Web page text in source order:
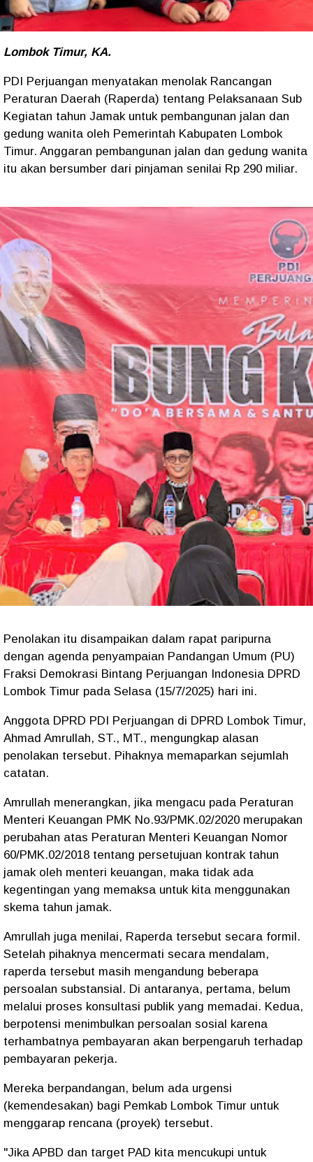
Lombok Timur, KA.
PDI Perjuangan menyatakan menolak Rancangan
Peraturan Daerah (Raperda) tentang Pelaksanaan Sub
Kegiatan tahun Jamak untuk pembangunan jalan dan
gedung wanita oleh Pemerintah Kabupaten Lombok
Timur. Anggaran pembangunan jalan dan gedung wanita
itu akan bersumber dari pinjaman senilai Rp 290 miliar.
Penolakan itu disampaikan dalam rapat paripurna
dengan agenda penyampaian Pandangan Umum (PU)
Fraksi Demokrasi Bintang Perjuangan Indonesia DPRD
Lombok Timur pada Selasa (15/7/2025) hari ini.
Anggota DPRD PDI Perjuangan di DPRD Lombok Timur,
Ahmad Amrullah, ST., MT., mengungkap alasan
penolakan tersebut. Pihaknya memaparkan sejumlah
catatan.
Amrullah menerangkan, jika mengacu pada Peraturan
Menteri Keuangan PMK No.93/PMK.02/2020 merupakan
perubahan atas Peraturan Menteri Keuangan Nomor
60/PMK.02/2018 tentang persetujuan kontrak tahun
jamak oleh menteri keuangan, maka tidak ada
kegentingan yang memaksa untuk kita menggunakan
skema tahun jamak.
Amrullah juga menilai, Raperda tersebut secara formil.
Setelah pihaknya mencermati secara mendalam,
raperda tersebut masih mengandung beberapa
persoalan substansial. Di antaranya, pertama, belum
melalui proses konsultasi publik yang memadai. Kedua,
berpotensi menimbulkan persoalan sosial karena
terhambatnya pembayaran akan berpengaruh terhadap
pembayaran pekerja.
Mereka berpandangan, belum ada urgensi
(kemendesakan) bagi Pemkab Lombok Timur untuk
menggarap rencana (proyek) tersebut.
"Jika APBD dan target PAD kita mencukupi untuk